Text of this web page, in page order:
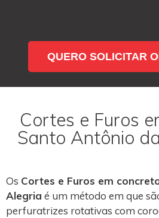
QUERO SOLICITAR
Cortes e Furos
Santo Antônio
Os Cortes e Furos em
Alegria é um método em que
perfuratrizes rotativas com